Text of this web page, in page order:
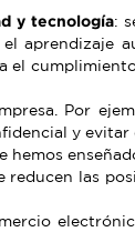
y tecnología:
aprendizaje
el
Por
y evitar
hemos
reducen las